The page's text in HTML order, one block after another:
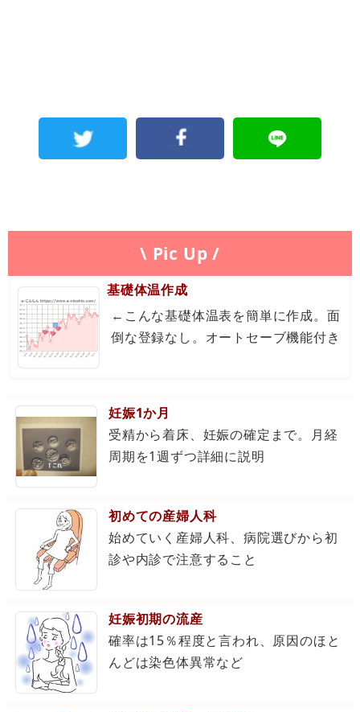
\ Pic Up /
基礎体温作成
←こんな基礎体温表を簡単に作成。面
倒な登録なし。オートセーブ機能付き
妊娠1か月
受精から着床、妊娠の確定まで。月経
周期を1週ずつ詳細に説明
初めての産婦人科
始めていく産婦人科、病院選びから初
診や内診で注意すること
妊娠初期の流産
確率は15％程度と言われ、原因のほと
んどは染色体異常など